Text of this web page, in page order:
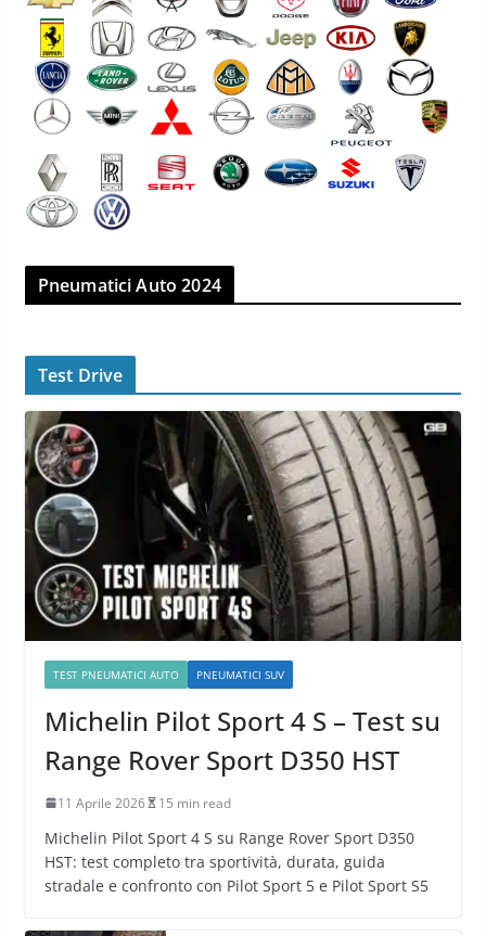
Pneumatici Auto 2024
Test Drive
TEST PNEUMATICI AUTO PNEUMATICI SUV
Michelin Pilot Sport 4 S – Test su
Range Rover Sport D350 HST
11 Aprile 2026 15 min read
Michelin Pilot Sport 4 S su Range Rover Sport D350
HST: test completo tra sportività, durata, guida
stradale e confronto con Pilot Sport 5 e Pilot Sport S5